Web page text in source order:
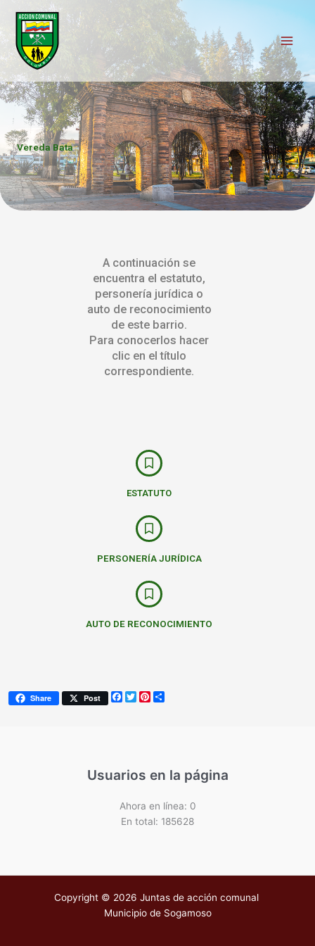
contenido
Vereda Bata
A continuación se
encuentra el estatuto,
personería jurídica o
auto de reconocimiento
de este barrio.
Para conocerlos hacer
clic en el título
correspondiente.
ESTATUTO
PERSONERÍA JURÍDICA
AUTO DE RECONOCIMIENTO
Share Post Facebook
TwitterPinterest
Usuarios en la página
Ahora en línea: 0
En total: 185628
Copyright © 2026 Juntas de acción comunal
Municipio de Sogamoso